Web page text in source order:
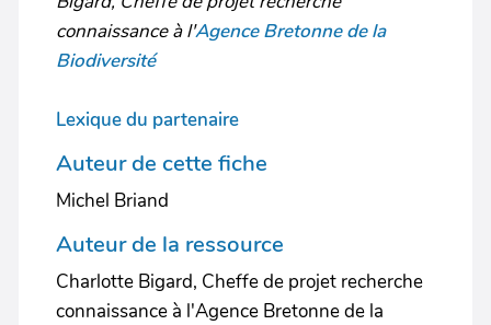
connaissance à l'Agence Bretonne de la
Biodiversité
Lexique du partenaire
Auteur de cette fiche
Michel Briand
Auteur de la ressource
Charlotte Bigard, Cheffe de projet recherche
connaissance à l'Agence Bretonne de la